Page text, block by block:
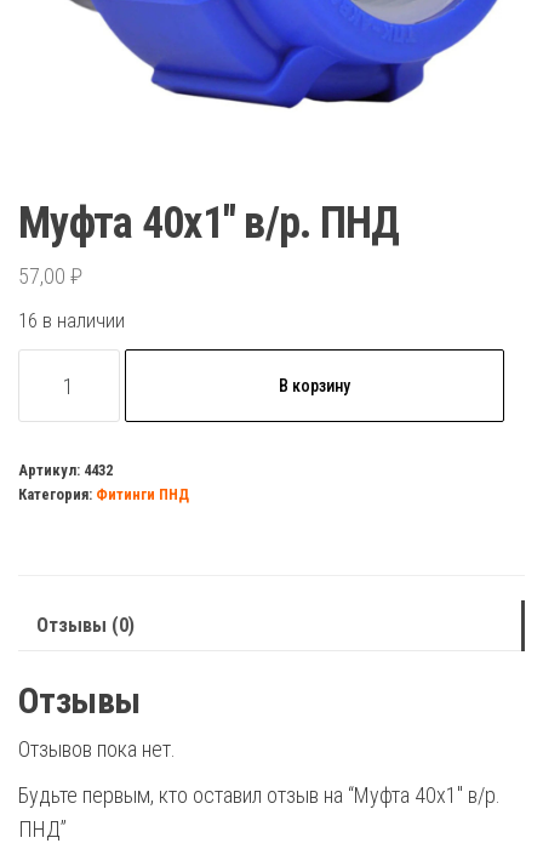
Муфта 40х1″ в/р. ПНД
57,00 ₽
16 в наличии
товара
40х1"
в/
В корзину
Артикул: 4432
Категория: Фитинги ПНД
Отзывы (0)
Отзывы
Отзывов пока нет.
Будьте первым, кто оставил отзыв на “Муфта 40х1″ в/р.
ПНД”